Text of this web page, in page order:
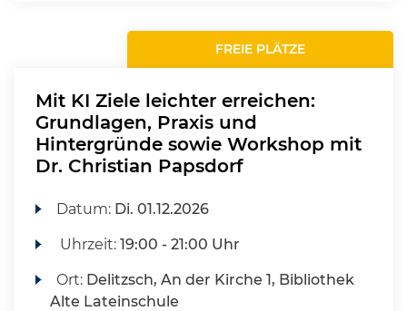
FREIE PLÄTZE
Mit KI Ziele leichter erreichen:
Grundlagen, Praxis und
Hintergründe sowie Workshop mit
Dr. Christian Papsdorf
Datum: Di. 01.12.2026
Uhrzeit:19:00 - 21:00 Uhr
Ort: Delitzsch, An der Kirche 1, Bibliothek
Alte Lateinschule